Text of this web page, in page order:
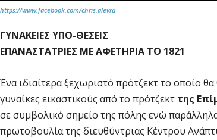
https://www.facebook.com/chris.alevra
ΓΥΝΑΚΕΙΕΣ ΥΠΟ-ΘΕΣΕΙΣ
ΕΠΑΝΑΣΤΑΤΡΙΕΣ ΜΕ ΑΦΕΤΗΡΙΑ ΤΟ 1821
Ένα ιδιαίτερα ξεχωριστό πρότζεκτ το οποίο
γυναίκες εικαστικούς από το πρότζεκτ της
σε συμβολικό σημείο της πόλης ενώ
πρωτοβουλία της διευθύντριας Κέντρου